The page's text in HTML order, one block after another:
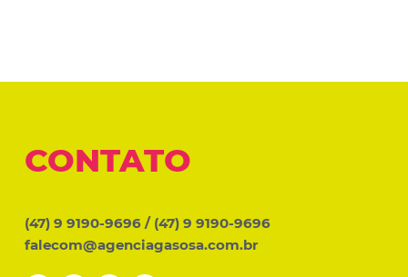
CONTATO
(47) 9 9190-9696/ (47) 9 9190-9696
falecom@agenciagasosa.com.br